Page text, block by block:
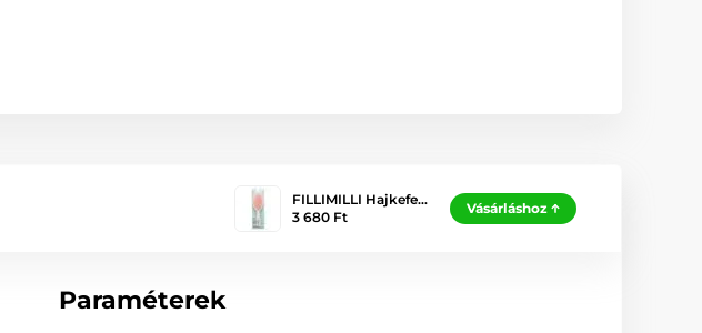
FILLIMILLI Hajkefe…
3 680 Ft
Vásárláshoz
Paraméterek